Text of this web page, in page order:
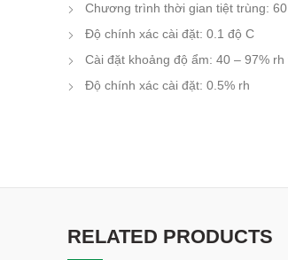
Chương trình thời gian tiệt trùng:
Độ chính xác cài đặt: 0.1 độ C
Cài đặt khoảng độ ẩm: 40 – 97%
Độ chính xác cài đặt: 0.5% rh
RELATED PRODUCTS